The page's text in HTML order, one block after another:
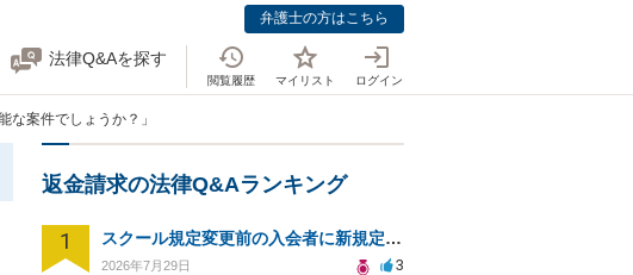
弁護士の方はこちら
法律Q&Aを探す
閲覧履歴 マイリスト ログイン
な案件でしょうか？」
返金請求の法律Q&Aランキング
1 スクール規定変更前の入会者に新規定は適用されるのか
2026年7月29日 3